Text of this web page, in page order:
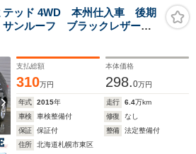
テッド 4WD 本州仕入車 後期
ンルーフ ブラックレザーシ
支払総額
310万円
本体価格
298.0万円
年式 2015年 走行 6.4万km
車検
車検整備付 修復
なし
保証
保証付 整備
法定整備付
住所
北海道札幌市東区